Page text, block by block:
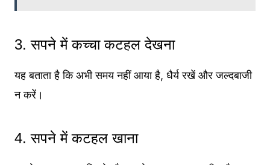
3. सपने में कच्चा कटहल देखना
यह बताता है कि अभी समय नहीं आया है, धैर्य रखें और जल्दबाजी
न करें।
4. सपने में कटहल खाना